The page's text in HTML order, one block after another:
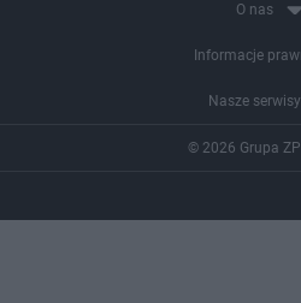
O nas
Informacje
Nasze serwisy
© 2026 Grupa